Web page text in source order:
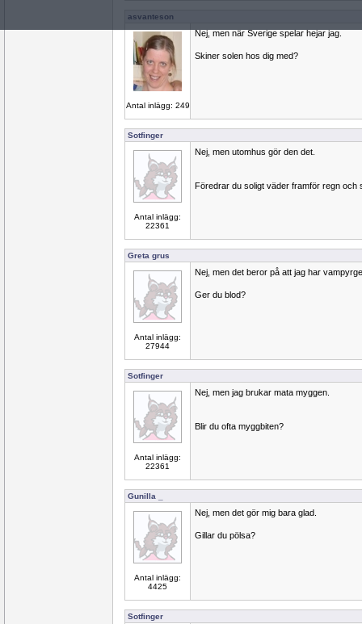
asvanteson
Antal inlägg: 249
Nej, men när Sverige spelar hejar jag.
Skiner solen hos dig med?
Sotfinger
Antal inlägg:
22361
Nej, men utomhus gör den det.
Föredrar du soligt väder framför regn och
Greta grus
Antal inlägg:
27944
Nej, men det beror på att jag har
Ger du blod?
Sotfinger
Antal inlägg:
22361
Nej, men jag brukar mata myggen.
Blir du ofta myggbiten?
Gunilla _
Antal inlägg:
4425
Nej, men det gör mig bara glad.
Gillar du pölsa?
Sotfinger